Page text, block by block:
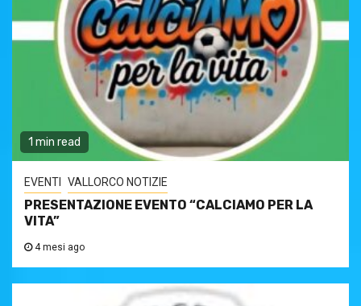
1 min read
EVENTI VALLORCO NOTIZIE
PRESENTAZIONE EVENTO “CALCIAMO PER LA
VITA”
4 mesi ago